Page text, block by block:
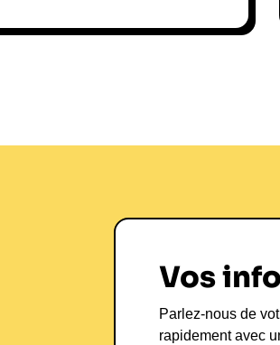
Vos
Parlez-nous de
rapidement avec